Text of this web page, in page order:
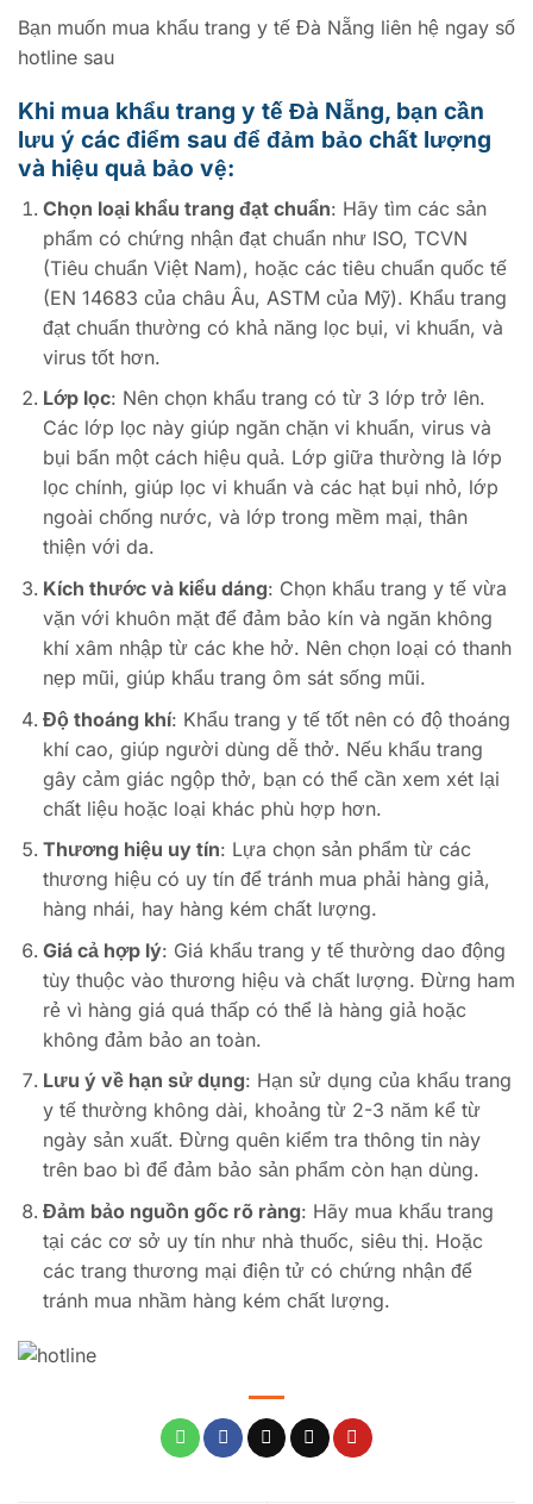
Bạn muốn mua khẩu trang y tế Đà Nẵng liên hệ ngay số
hotline sau
Khi mua khẩu trang y tế Đà Nẵng, bạn cần
lưu ý các điểm sau để đảm bảo chất lượng
và hiệu quả bảo vệ:
Chọn loại khẩu trang đạt chuẩn: Hãy tìm các sản
phẩm có chứng nhận đạt chuẩn như ISO, TCVN
(Tiêu chuẩn Việt Nam), hoặc các tiêu chuẩn quốc tế
(EN 14683 của châu Âu, ASTM của Mỹ). Khẩu trang
đạt chuẩn thường có khả năng lọc bụi, vi khuẩn, và
virus tốt hơn.
Lớp lọc: Nên chọn khẩu trang có từ 3 lớp trở lên.
Các lớp lọc này giúp ngăn chặn vi khuẩn, virus và
bụi bẩn một cách hiệu quả. Lớp giữa thường là lớp
lọc chính, giúp lọc vi khuẩn và các hạt bụi nhỏ, lớp
ngoài chống nước, và lớp trong mềm mại, thân
thiện với da.
Kích thước và kiểu dáng: Chọn khẩu trang y tế vừa
vặn với khuôn mặt để đảm bảo kín và ngăn không
khí xâm nhập từ các khe hở. Nên chọn loại có thanh
nẹp mũi, giúp khẩu trang ôm sát sống mũi.
Độ thoáng khí: Khẩu trang y tế tốt nên có độ thoáng
khí cao, giúp người dùng dễ thở. Nếu khẩu trang
gây cảm giác ngộp thở, bạn có thể cần xem xét lại
chất liệu hoặc loại khác phù hợp hơn.
Thương hiệu uy tín: Lựa chọn sản phẩm từ các
thương hiệu có uy tín để tránh mua phải hàng giả,
hàng nhái, hay hàng kém chất lượng.
Giá cả hợp lý: Giá khẩu trang y tế thường dao động
tùy thuộc vào thương hiệu và chất lượng. Đừng ham
rẻ vì hàng giá quá thấp có thể là hàng giả hoặc
không đảm bảo an toàn.
Lưu ý về hạn sử dụng: Hạn sử dụng của khẩu trang
y tế thường không dài, khoảng từ 2-3 năm kể từ
ngày sản xuất. Đừng quên kiểm tra thông tin này
trên bao bì để đảm bảo sản phẩm còn hạn dùng.
Đảm bảo nguồn gốc rõ ràng: Hãy mua khẩu trang
tại các cơ sở uy tín như nhà thuốc, siêu thị. Hoặc
các trang thương mại điện tử có chứng nhận để
tránh mua nhầm hàng kém chất lượng.